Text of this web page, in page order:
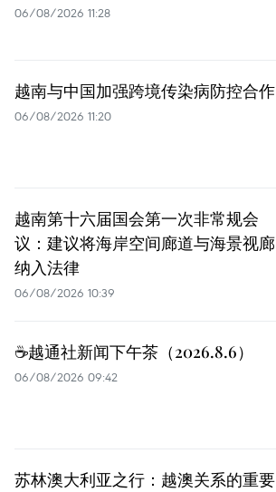
06/08/2026 11:28
越南与中国加强跨境传染病防控合作
06/08/2026 11:20
越南第十六届国会第一次非常规会
议：建议将海岸空间廊道与海景视廊
纳入法律
06/08/2026 10:39
☕️越通社新闻下午茶（2026.8.6）
06/08/2026 09:42
苏林澳大利亚之行：越澳关系的重要